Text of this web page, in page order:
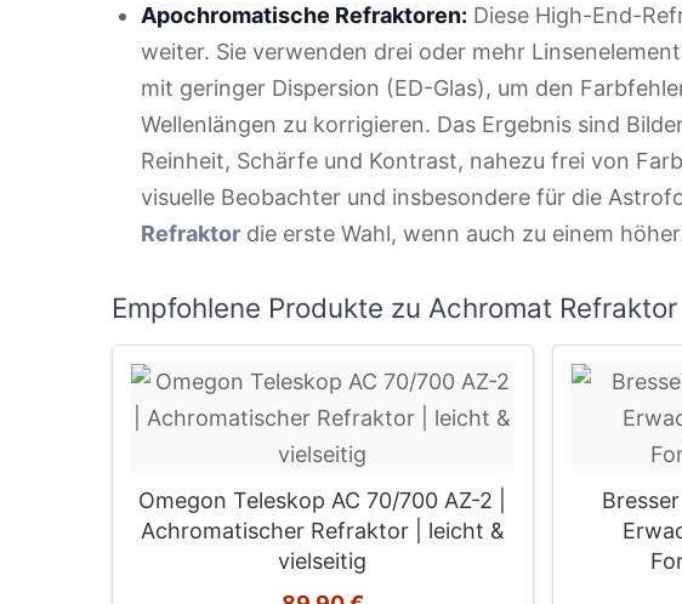
Apochromatische Refraktoren: Diese High-End-
weiter. Sie verwenden drei oder mehr
mit geringer Dispersion (ED-Glas), um den
Wellenlängen zu korrigieren. Das Ergebnis sind
Reinheit, Schärfe und Kontrast, nahezu frei von
visuelle Beobachter und insbesondere für die
Refraktor die erste Wahl, wenn auch zu einem
Empfohlene Produkte zu Achromat Refraktor
Omegon Teleskop AC 70/700 AZ-2 |
Achromatischer Refraktor | leicht &
vielseitig